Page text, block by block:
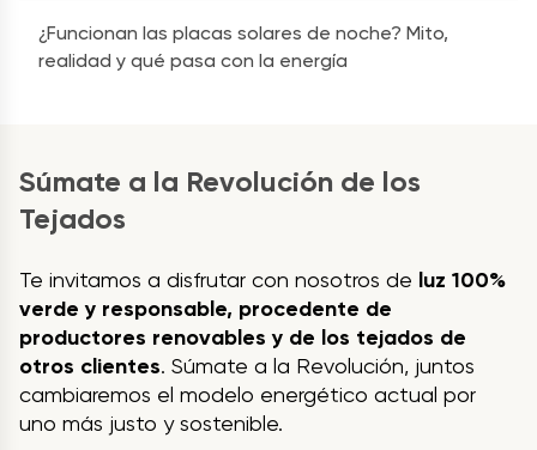
¿Funcionan las placas solares de noche? Mito,
realidad y qué pasa con la energía
Súmate a la Revolución de los
Tejados
Te invitamos a disfrutar con nosotros de luz 100%
verde y responsable, procedente de
productores renovables y de los tejados de
otros clientes. Súmate a la Revolución, juntos
cambiaremos el modelo energético actual por
uno más justo y sostenible.